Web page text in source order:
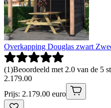
Overkapping Douglas zwart
(1)Beoordeeld met 2.0 van de 5
2.179.00
Prijs: 2.179.00 euro